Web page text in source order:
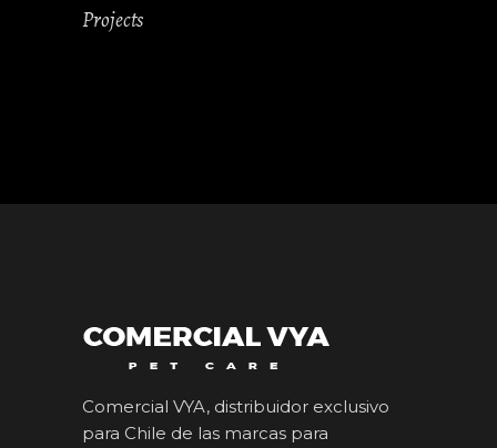
Projects
Comercial VYA, distribuidor exclusivo
para Chile de las marcas para